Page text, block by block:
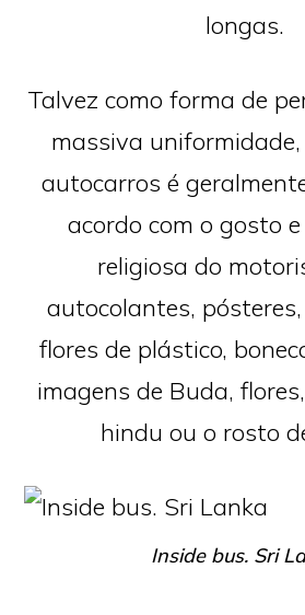
longas.
Talvez como forma de
massiva
autocarros é
acordo com o gosto
religiosa do
autocolantes,
flores de plástico,
imagens de Buda,
hindu ou o rosto
Inside bus. Sri